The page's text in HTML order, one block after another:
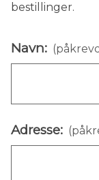
bestillinger.
Navn:
Adresse: